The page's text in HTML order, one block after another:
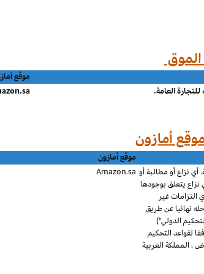
موقع
العامة.
موقع أمازون
أي نزاع أو مطالبة أو
نزاع يتعلق بوجودها
التزامات غير
نهائيا عن طريق
الدولي")
لقواعد التحكيم
، المملكة العربية
Amazon.sa